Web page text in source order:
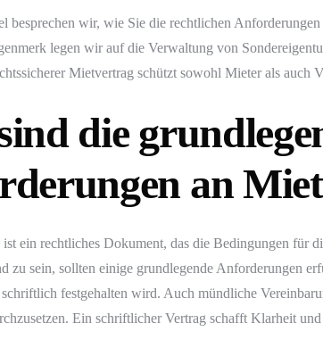
besprechen wir, wie Sie die rechtlichen
legen wir auf die Verwaltung von
Mietvertrag schützt sowohl Mieter als auch
die
an
ein rechtliches Dokument, das die Bedingungen für
zu sein, sollten einige grundlegende Anforderungen
festgehalten wird. Auch mündliche
Ein schriftlicher Vertrag schafft Klarheit